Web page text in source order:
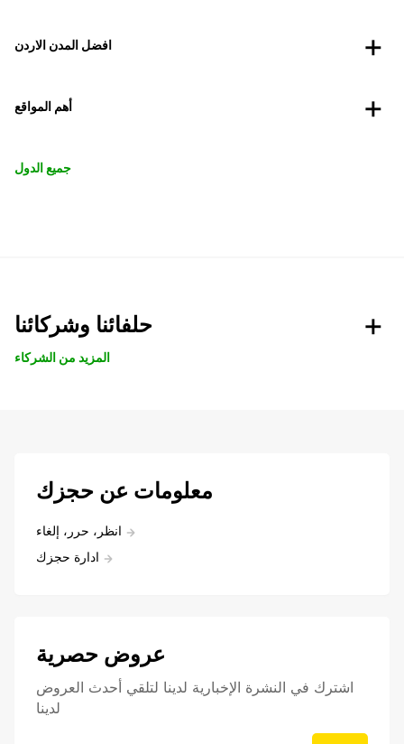
افضل المدن الاردن
أهم المواقع
جميع الدول
حلفائنا وشركائنا
المزيد من الشركاء
معلومات عن حجزك
انظر، حرر، إلغاء
ادارة حجزك
عروض حصرية
اشترك في النشرة الإخبارية لدينا لتلقي أحدث العروض
لدينا